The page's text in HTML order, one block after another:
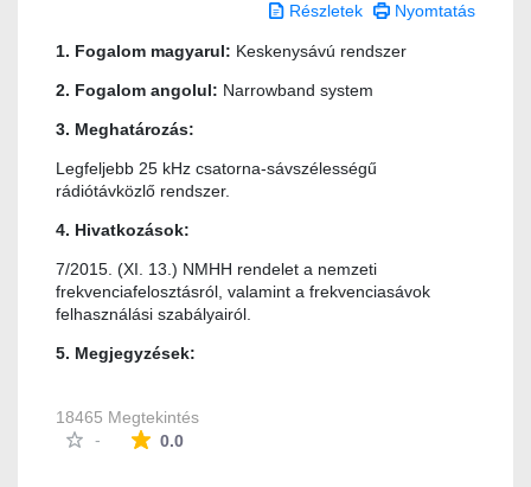
Részletek Nyomtatás
1. Fogalom magyarul: Keskenysávú rendszer
2. Fogalom angolul: Narrowband system
3. Meghatározás:
Legfeljebb 25 kHz csatorna-sávszélességű
rádiótávközlő rendszer.
4. Hivatkozások:
7/2015. (XI. 13.) NMHH rendelet a nemzeti
frekvenciafelosztásról, valamint a frekvenciasávok
felhasználási szabályairól.
5. Megjegyzések:
18465 Megtekintés
-
0.0Az átlagos minősítés 0 csillag a lehetséges 5-